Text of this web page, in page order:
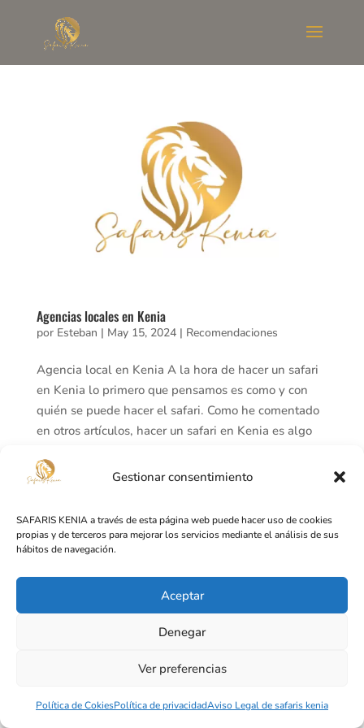
Gestionar consentimiento
SAFARIS KENIA a través de esta página web puede hacer uso de cookies
propias y de terceros para mejorar los servicios mediante el análisis de sus
hábitos de navegación.
Aceptar
Denegar
Ver preferencias
Política de CokiesPolítica de privacidadAviso Legal de safaris kenia
Agencias locales en Kenia
por Esteban | May 15, 2024| Recomendaciones
Agencia local en Kenia A la hora de hacer un safari
en Kenia lo primero que pensamos es como y con
quién se puede hacer el safari. Como he comentado
en otros artículos, hacer un safari en Kenia es algo
personas. Os tenemos...
Diseñado porLusan Publicidad y Páginas Web